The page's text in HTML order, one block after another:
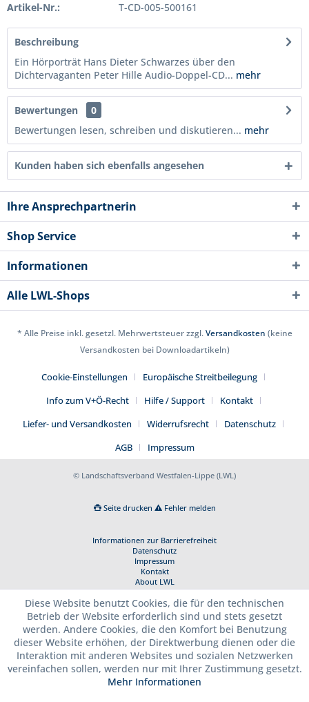
Artikel-Nr.: T-CD-005-500161
Beschreibung
Ein Hörporträt Hans Dieter Schwarzes über den
Dichtervaganten Peter Hille Audio-Doppel-CD... mehr
Bewertungen
0
Bewertungen lesen, schreiben und diskutieren... mehr
Kunden haben sich ebenfalls angesehen
Ihre Ansprechpartnerin
Shop Service
Informationen
Alle LWL-Shops
* Alle Preise inkl. gesetzl. Mehrwertsteuer zzgl.Versandkosten (keine
Versandkosten bei Downloadartikeln)
Cookie-Einstellungen
Europäische Streitbeilegung
Info zum V+Ö-Recht
Hilfe / Support
Kontakt
Liefer- und Versandkosten
Widerrufsrecht
Datenschutz
AGB
Impressum
© Landschaftsverband Westfalen-Lippe (LWL)
Seite drucken Fehler melden
Informationen zur Barrierefreiheit
Datenschutz
Impressum
Kontakt
About LWL
Diese Website benutzt Cookies, die für den technischen
Betrieb der Website erforderlich sind und stets gesetzt
werden. Andere Cookies, die den Komfort bei Benutzung
dieser Website erhöhen, der Direktwerbung dienen oder die
Interaktion mit anderen Websites und sozialen Netzwerken
vereinfachen sollen, werden nur mit Ihrer Zustimmung gesetzt.
Mehr Informationen